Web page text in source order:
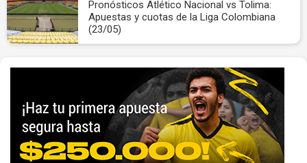
Pronósticos Atlético Nacional vs Tolima:
Apuestas y cuotas de la Liga Colombiana
(23/05)